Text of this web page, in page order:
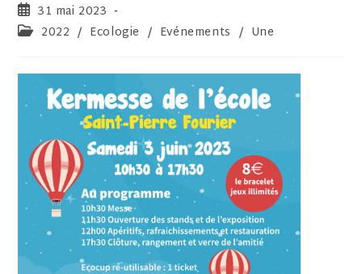
31 mai 2023
2022 / Ecologie / Evénements / Une